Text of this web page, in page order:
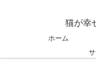
猫が幸
ホーム